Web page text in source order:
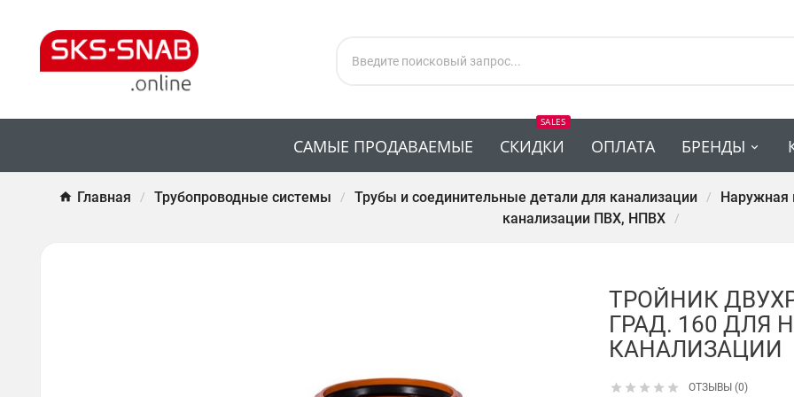
САМЫЕ ПРОДАВАЕМЫЕ СКИДКИ
SALES
ОПЛАТА БРЕНДЫ
Главная Трубопроводные системы Трубы и соединительные детали для канализации
Наружная
канализации ПВХ, НПВХ
ТРОЙНИК
ГРАД. 160 ДЛЯ
КАНАЛИЗАЦИИ
     ОТЗЫВЫ (0)